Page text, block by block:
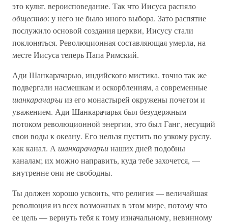
это культ, вероисповедание. Так что Иисуса распяло
общество: у него не было иного выбора. Зато распятие
послужило основой создания церкви, Иисусу стали
поклоняться. Революционная составляющая умерла, на
месте Иисуса теперь Папа Римский.
Ади Шанкарачарью, индийского мистика, точно так же
подвергали насмешкам и оскорблениям, а современные
шанкарачаръииз его монастырей окружены почетом и
уважением. Ади Шанкарачарья был безудержным
потоком революционной энергии, это был Ганг, несущий
свои воды к океану. Его нельзя пустить по узкому руслу,
как канал. А шанкарачаръинаших дней подобны
каналам; их можно направить, куда тебе захочется, —
внутренне они не свободны.
Ты должен хорошо усвоить, что религия — величайшая
революция из всех возможных в этом мире, потому что
ее цель — вернуть тебя к тому изначальному, невинному